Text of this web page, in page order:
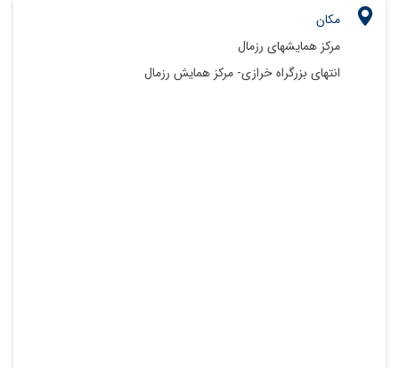
مکان
مرکز همایشهای رزمال
انتهای بزرگراه خرازی- مرکز همایش رزمال